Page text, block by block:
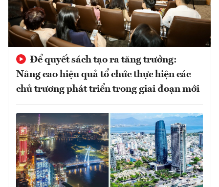
Để quyết sách tạo ra tăng trưởng:
Nâng cao hiệu quả tổ chức thực hiện các
chủ trương phát triển trong giai đoạn mới